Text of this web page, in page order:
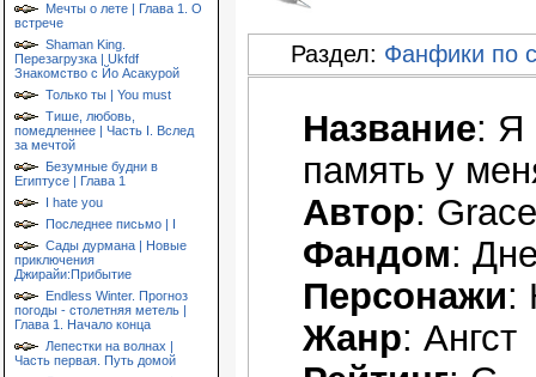
Мечты о лете | Глава 1. О
встрече
Shaman King.
Перезагрузка | Ukfdf
Знакомство с Йо Асакурой
Только ты | You must
Тише, любовь,
помедленнее | Часть I. Вслед
за мечтой
Безумные будни в
Египтусе | Глава 1
I hate you
Последнее письмо | I
Сады дурмана | Новые
приключения
Джирайи:Прибытие
Endless Winter. Прогноз
погоды - столетняя метель |
Глава 1. Начало конца
Лепестки на волнах |
Часть первая. Путь домой
Раздел: Фанфики по
Название: Я
память у
Автор: Grace
Фандом:
Персонажи:
Жанр: Ангст